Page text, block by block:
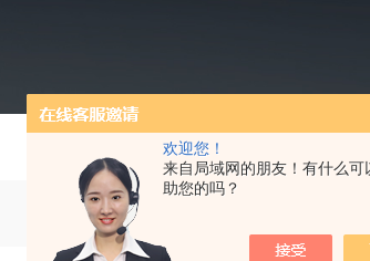
欢迎您！
来自局域网的朋友！有什么可
助您的吗？
当前位置： 首页